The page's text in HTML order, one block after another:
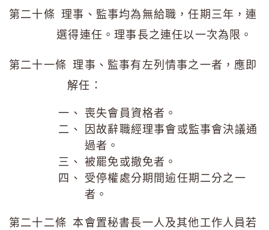
第二十條 理事、監事均為無給職，任期三年，連
選得連任。理事長之連任以一次為限。
第二十一條 理事、監事有左列情事之一者，應即
解任：
喪失會員資格者。
因故辭職經理事會或監事會決議通
過者。
被罷免或撤免者。
受停權處分期間逾任期二分之一
者。
第二十二條 本會置秘書長一人及其他工作人員若